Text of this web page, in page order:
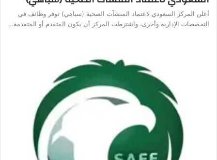
أعلن المركز السعودي لاعتماد المنشآت الصحية (سباهي) توفر وظائف في
التخصصات الإدارية وأخرى، واشترطت المركز أن يكون المتقدم أو المتقدمة…